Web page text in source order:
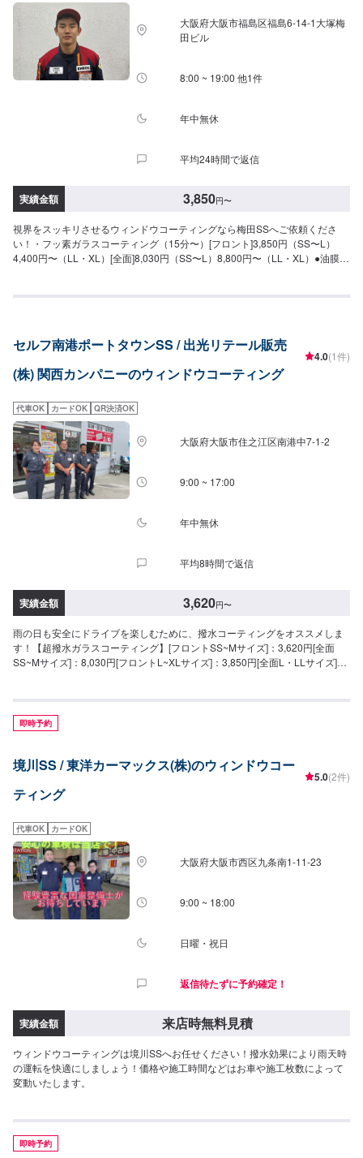
大阪府大阪市福島区福島6-14-1大塚梅
田ビル
8:00 ~ 19:00 他1件
年中無休
平均24時間で返信
実績金額 3,850円〜
視界をスッキリさせるウィンドウコーティングなら梅田SSへご依頼くださ
い！・フッ素ガラスコーティング（15分〜）[フロント]3,850円（SS〜L）
4,400円〜（LL・XL）[全面]8,030円（SS〜L）8,800円〜（LL・XL）●油膜取
します）
セルフ南港ポートタウンSS / 出光リテール販売
(株) 関西カンパニーのウィンドウコーティング
4.0(1件)
代車OK カードOK QR決済OK
大阪府大阪市住之江区南港中7-1-2
9:00 ~ 17:00
年中無休
平均8時間で返信
実績金額 3,620円〜
雨の日も安全にドライブを楽しむために、撥水コーティングをオススメしま
す！【超撥水ガラスコーティング】[フロントSS~Mサイズ]：3,620円[全面
SS~Mサイズ]：8,030円[フロントL~XLサイズ]：3,850円[全面L・LLサイズ]：
即時予約
境川SS / 東洋カーマックス(株)のウィンドウコー
ティング
5.0(2件)
代車OK カードOK
大阪府大阪市西区九条南1-11-23
9:00 ~ 18:00
日曜・祝日
返信待たずに予約確定！
実績金額 来店時無料見積
ウィンドウコーティングは境川SSへお任せください！撥水効果により雨天時
の運転を快適にしましょう！価格や施工時間などはお車や施工枚数によって
変動いたします。
即時予約